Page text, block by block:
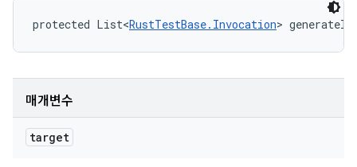
protected List<RustTestBase.Invocation>
매개변수
target